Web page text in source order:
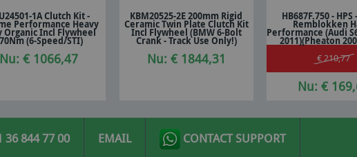
In winkelwagen
1A Clutch Kit -
Performance Heavy
Organic Incl Flywheel
(6-Speed/STI)
Nu: € 1066,47
In winkelwagen
KBM20525-2E 200mm Rigid
Ceramic Twin Plate Clutch Kit
Incl Flywheel (BMW 6-Bolt
Crank - Track Use Only!)
Nu: € 1844,31
In
HB687F.750 -
Remblokken
Performance (Audi
2011)(Pheaton
€ 210,77
Nu: €
36 844 77 00 EMAIL CONTACT SUPPORT